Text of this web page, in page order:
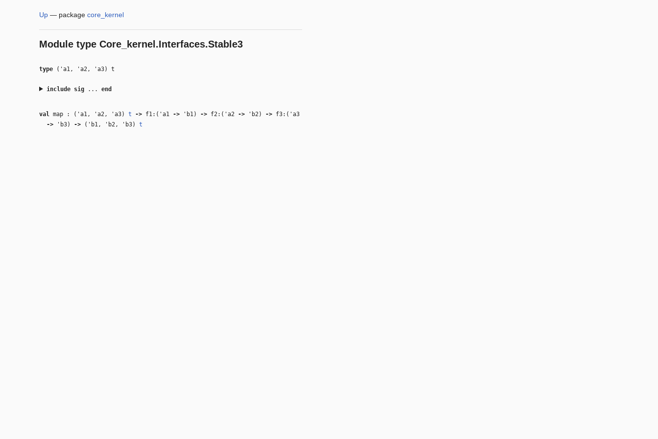
Up — package core_kernel
Module type Core_kernel.Interfaces.Stable3
type ('a1, 'a2, 'a3) t
include sig... end
val map : ( 'a1, 'a2, 'a3) t ‑> f1:( 'a1 ‑> 'b1) ‑> f2:( 'a2 ‑> 'b2) ‑> f3:( 'a3
‑>
'b3) ‑>( 'b1, 'b2, 'b3) t